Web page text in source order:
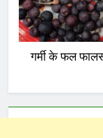
गर्मी के फल